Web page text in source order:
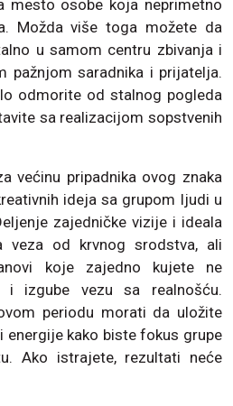
mesto osobe koja neprimetno
Možda više toga možete da
u samom centru zbivanja i
pažnjom saradnika i prijatelja.
odmorite od stalnog pogleda
sa realizacijom sopstvenih
većinu pripadnika ovog znaka
ideja sa grupom ljudi u
zajedničke vizije i ideala
veza od krvnog srodstva, ali
koje zajedno kujete ne
i izgube vezu sa realnošću.
periodu morati da uložite
energije kako biste fokus grupe
Ako istrajete, rezultati neće